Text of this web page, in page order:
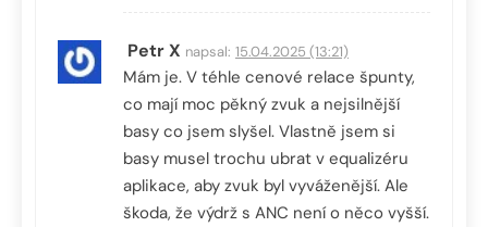
Petr X napsal: 15.04.2025 (13:21)
Mám je. V téhle cenové relace špunty,
co mají moc pěkný zvuk a nejsilnější
basy co jsem slyšel. Vlastně jsem si
basy musel trochu ubrat v equalizéru
aplikace, aby zvuk byl vyváženější. Ale
škoda, že výdrž s ANC není o něco vyšší.